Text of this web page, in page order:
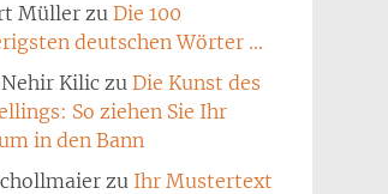
Müllerzu Die 100
deutschen Wörter …
Kiliczu Die Kunst des
So ziehen Sie Ihr
in den Bann
zu Ihr Mustertext